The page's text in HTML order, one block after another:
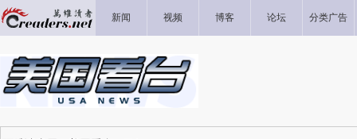
新闻 视频 博客 论坛 分类广告